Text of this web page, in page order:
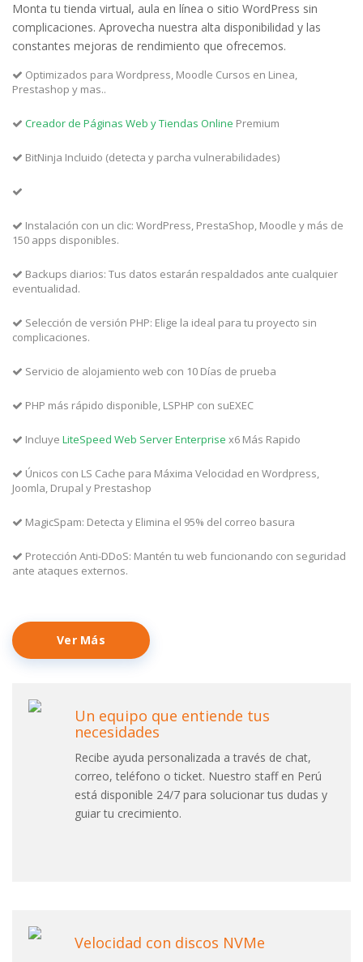
Monta tu tienda virtual, aula en línea o sitio WordPress sin
complicaciones. Aprovecha nuestra alta disponibilidad y las
constantes mejoras de rendimiento que ofrecemos.
Optimizados para Wordpress, Moodle Cursos en Linea,
Prestashop y mas..
Creador de Páginas Web y Tiendas Online Premium
BitNinja Incluido (detecta y parcha vulnerabilidades)
Instalación con un clic: WordPress, PrestaShop, Moodle y más de
150 apps disponibles.
Backups diarios: Tus datos estarán respaldados ante cualquier
eventualidad.
Selección de versión PHP: Elige la ideal para tu proyecto sin
complicaciones.
Servicio de alojamiento web con 10 Días de prueba
PHP más rápido disponible, LSPHP con suEXEC
Incluye LiteSpeed Web Server Enterprise x6 Más Rapido
Únicos con LS Cache para Máxima Velocidad en Wordpress,
Joomla, Drupal y Prestashop
MagicSpam: Detecta y Elimina el 95% del correo basura
Protección Anti-DDoS: Mantén tu web funcionando con seguridad
ante ataques externos.
Ver Más
Un equipo que entiende tus
necesidades
Recibe ayuda personalizada a través de chat,
correo, teléfono o ticket. Nuestro staff en Perú
está disponible 24/7 para solucionar tus dudas y
guiar tu crecimiento.
Velocidad con discos NVMe